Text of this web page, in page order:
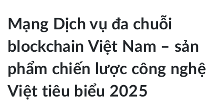
Mạng Dịch vụ đa chuỗi
blockchain Việt Nam – sản
phẩm chiến lược công nghệ
Việt tiêu biểu 2025